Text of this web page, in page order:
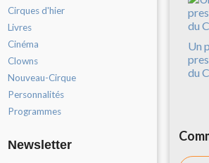
Cirques d'hier
Livres
Cinéma
Clowns
Nouveau-Cirque
Personnalités
Programmes
Newsletter
Un
du